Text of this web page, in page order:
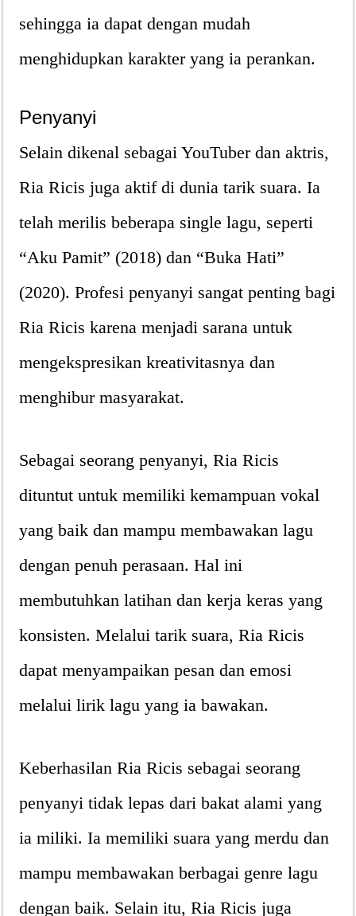
sehingga ia dapat dengan mudah
menghidupkan karakter yang ia perankan.
Penyanyi
Selain dikenal sebagai YouTuber dan aktris,
Ria Ricis juga aktif di dunia tarik suara. Ia
telah merilis beberapa single lagu, seperti
“Aku Pamit” (2018) dan “Buka Hati”
(2020). Profesi penyanyi sangat penting bagi
Ria Ricis karena menjadi sarana untuk
mengekspresikan kreativitasnya dan
menghibur masyarakat.
Sebagai seorang penyanyi, Ria Ricis
dituntut untuk memiliki kemampuan vokal
yang baik dan mampu membawakan lagu
dengan penuh perasaan. Hal ini
membutuhkan latihan dan kerja keras yang
konsisten. Melalui tarik suara, Ria Ricis
dapat menyampaikan pesan dan emosi
melalui lirik lagu yang ia bawakan.
Keberhasilan Ria Ricis sebagai seorang
penyanyi tidak lepas dari bakat alami yang
ia miliki. Ia memiliki suara yang merdu dan
mampu membawakan berbagai genre lagu
dengan baik. Selain itu, Ria Ricis juga